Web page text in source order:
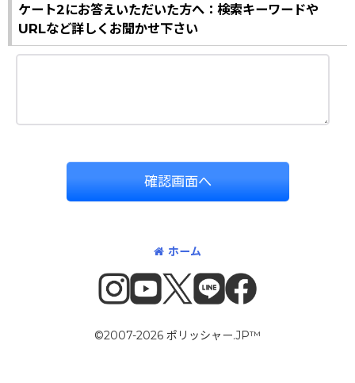
ケート2にお答えいただいた方へ：検索キーワードや
URLなど詳しくお聞かせ下さい
確認画面へ
ホーム
©2007-2026 ポリッシャー.JP™